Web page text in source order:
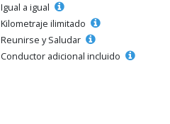
Igual a igual
Kilometraje ilimitado
Reunirse y Saludar
Conductor adicional incluido